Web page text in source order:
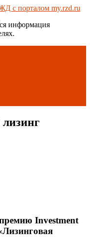
с порталом my.rzd.ru
информация
Investment